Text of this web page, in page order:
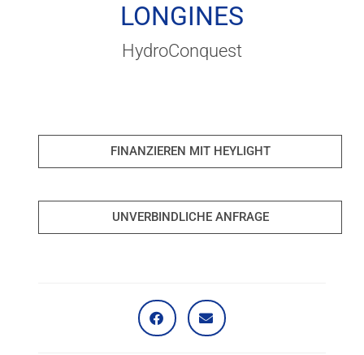
LONGINES
HydroConquest
FINANZIEREN MIT HEYLIGHT
UNVERBINDLICHE ANFRAGE